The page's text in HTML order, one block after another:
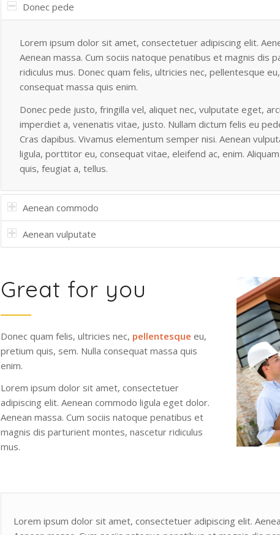
Donec pede
Lorem ipsum dolor sit amet, consectetuer adipiscing elit.
Aenean massa. Cum sociis natoque penatibus et magnis dis
ridiculus mus. Donec quam felis, ultricies nec, pellentesque
consequat massa quis enim.
Donec pede justo, fringilla vel, aliquet nec, vulputate eget,
imperdiet a, venenatis vitae, justo. Nullam dictum felis eu
Cras dapibus. Vivamus elementum semper nisi. Aenean
ligula, porttitor eu, consequat vitae, eleifend ac, enim.
quis, feugiat a, tellus.
Aenean commodo
Aenean vulputate
Great for you
Donec quam felis, ultricies nec, pellentesque eu,
pretium quis, sem. Nulla consequat massa quis
enim.
Lorem ipsum dolor sit amet, consectetuer
adipiscing elit. Aenean commodo ligula eget dolor.
Aenean massa. Cum sociis natoque penatibus et
magnis dis parturient montes, nascetur ridiculus
mus.
Lorem ipsum dolor sit amet, consectetuer adipiscing elit.